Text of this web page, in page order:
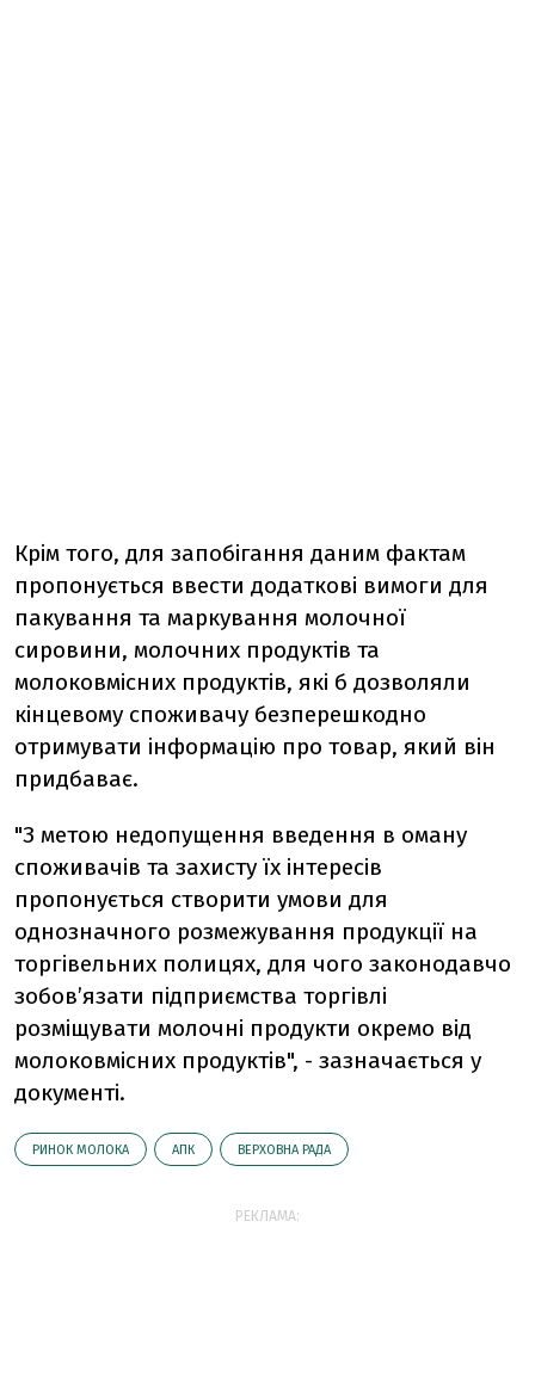
Крім того, для запобігання даним фактам
пропонується ввести додаткові вимоги для
пакування та маркування молочної
сировини, молочних продуктів та
молоковмісних продуктів, які б дозволяли
кінцевому споживачу безперешкодно
отримувати інформацію про товар, який він
придбаває.
"З метою недопущення введення в оману
споживачів та захисту їх інтересів
пропонується створити умови для
однозначного розмежування продукції на
торгівельних полицях, для чого законодавчо
зобов’язати підприємства торгівлі
розміщувати молочні продукти окремо від
молоковмісних продуктів", - зазначається у
документі.
РИНОК МОЛОКА АПК ВЕРХОВНА РАДА
РЕКЛАМА: